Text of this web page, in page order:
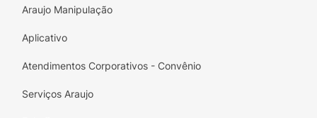
Araujo Manipulação
Aplicativo
Atendimentos Corporativos - Convênio
Serviços Araujo